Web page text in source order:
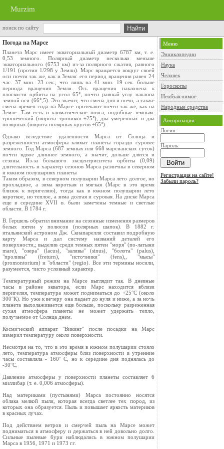
Murzim
поиск по сайту
Погода на Марсе
Планета Марс имеет экваториальный диаметр 6787 км, т. е.
0,53 земного. Полярный диаметр несколько меньше
экваториального (6753 км) из-за полярного сжатия, равного
1/191 (против 1/298 у Земли). Марс вращается вокруг своей
оси почти так же, как и Земля: его период вращения равен 24
час. 37 мин. 23 сек., что лишь на 41 мин. 19 сек. больше
периода вращения Земли. Ось вращения наклонена к
плоскости орбиты на угол 65°, почти равный углу наклона
земной оси (66°,5). Это значит, что смена дня и ночи, а также
смена времен года на Марсе протекают почти так же, как на
Земле. Там есть и климатические пояса, подобные земным:
тропический (широта тропиков ±25°), два умеренных и два
полярных (широта полярных кругов ±65°).
Однако вследствие удаленности Марса от Солнца и
разреженности атмосферы климат планеты гораздо суровее
земного. Год Марса (687 земных или 668 марсианских суток)
почти вдвое длиннее земного, а значит, дольше длятся и
сезоны. Из-за большого эксцентриситета орбиты (0,09)
длительность и характер сезонов Марса различны в северном
и южном полушариях планеты
Таким образом, в северном полушарии Марса лето долгое, но
прохладное, а зима короткая и мягкая (Марс в это время
близок к перигелию), тогда как в южном полушарии лето
короткое, но теплое, а зима долгая и суровая. На диске Марса
еще в середине XVII в. были замечены темные и светлые
области. В 1784 г.
В. Гершель обратил внимание на сезонные изменения размеров
белых пятен у полюсов (полярных шапок). В 1882 г.
итальянский астроном Дж. Скиапарелли составил подробную
карту Марса и дал систему названий деталей его
поверхности,; выделив среди темных пятен "моря" (по-латыни
mare), "озера" (lacus), "заливы" (sinus), "болота" (palus),
"проливы" (freturn), "источники" (fens),, "мысы"
(promontorium) и "области" (regio). Все эти термины носили,
разумеется, чисто условный характер.
Температурный режим на Марсе выглядит так. В дневные
часы в районе экватора, если Марс находится вблизи
перигелия, температура может подниматься до +25°С (около
300°К). Но уже к вечеру она падает до нуля и ниже, а за ночь
планета выхолаживается еще больше, поскольку разреженная
сухая атмосфера планеты не может удержать тепло,
получаемое от Солнца днем.
Космический аппарат "Викинг" после посадки на Марс
измерил температуру около поверхности.
Несмотря на то, что в это время в южном полушарии стояло
лето, температура атмосферы близ поверхности в утренние
часы составляла - 160° С, но к середине дня поднялась до
-30°С.
Давление атмосферы у поверхности планеты составляет 6
миллибар (т. е. 0,006 атмосферы).
Над материками (пустынями) Марса постоянно носятся
облака мелкой пыли, которая всегда светлее тех пород, из
которых она образуется. Пыль и повышает яркость материков
в красных лучах.
Под действием ветров и смерчей пыль на Марсе может
подниматься в атмосферу и держаться в ней довольно долго.
Сильные пылевые бури наблюдались в южном полушарии
Марса в 1956, 1971 и 1973 гг.
Меню
Энциклопедии
Наука
Человек
Гороскопы
Необъяснимое
Народные средства
Авторизация
Логин:
Пароль:
Регистрация на сайте!
Забыли пароль?